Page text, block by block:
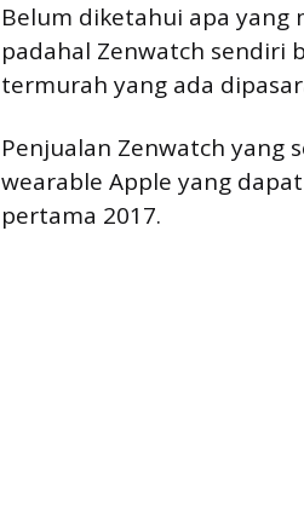
Belum diketahui apa yang
padahal Zenwatch sendiri
termurah yang ada
Penjualan Zenwatch yang
wearable Apple yang
pertama 2017.